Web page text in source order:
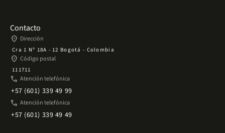
Contacto
place Dirección
Cra 1 Nº 18A - 12 Bogotá - Colombia
place Código postal
111711
phone Atención telefónica
+57 (601) 339 49 99
phone Atención telefónica
+57 (601) 339 49 49